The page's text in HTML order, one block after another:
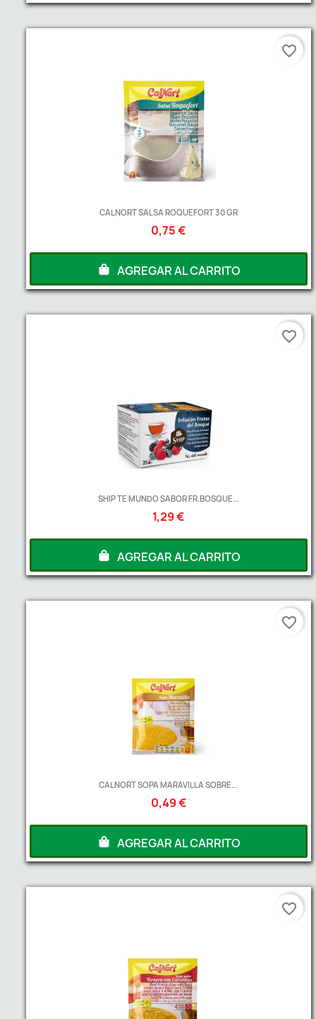
CALNORT SALSA ROQUEFORT 30 GR
0,75 €
AGREGAR AL CARRITO
favorite_border
SHIP TE MUNDO SABOR FR.BOSQUE...
1,29 €
AGREGAR AL CARRITO
favorite_border
CALNORT SOPA MARAVILLA SOBRE...
0,49 €
AGREGAR AL CARRITO
favorite_border
favorite_border